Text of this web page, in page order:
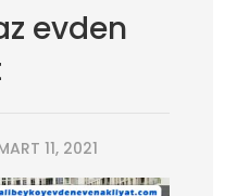
evden
11, 2021